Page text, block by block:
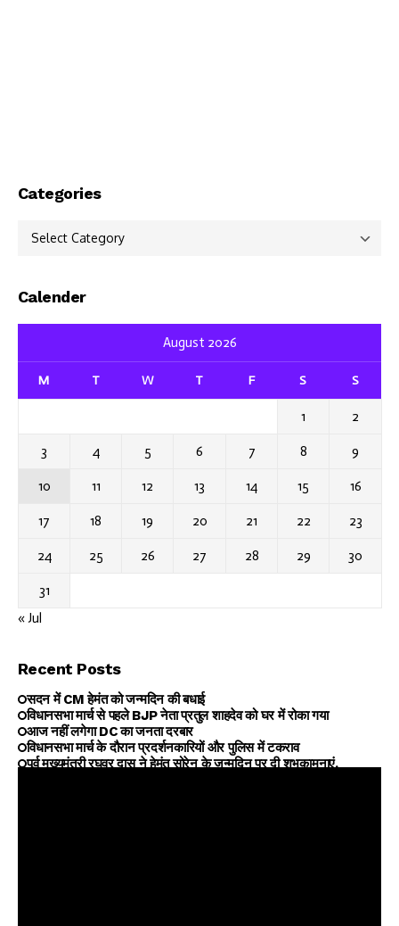
Categories
Categories
Calender
August 2026
M T W T F S S
1 2
3 4 5 6 7 8 9
10 11 12 13 14 15 16
17 18 19 20 21 22 23
24 25 26 27 28 29 30
31
« Jul
Recent Posts
सदन में CM हेमंत को जन्मदिन की बधाई
विधानसभा मार्च से पहले BJP नेता प्रतुल शाहदेव को घर में रोका गया
आज नहीं लगेगा DC का जनता दरबार
विधानसभा मार्च के दौरान प्रदर्शनकारियों और पुलिस में टकराव
पूर्व मुख्यमंत्री रघुवर दास ने हेमंत सोरेन के जन्मदिन पर दी शुभकामनाएं,